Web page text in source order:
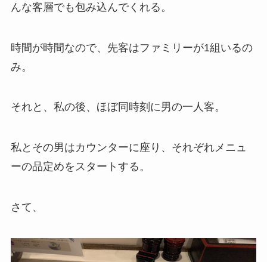
んな客層でも包み込んでくれる。
時間が時間なので、先客はファミリーが1組いるの
み。
それと、私の後、ほぼ同時刻に男の一人客。
私とその男はカウンターに座り、それぞれメニュ
ーの品定めをスタートする。
さて、